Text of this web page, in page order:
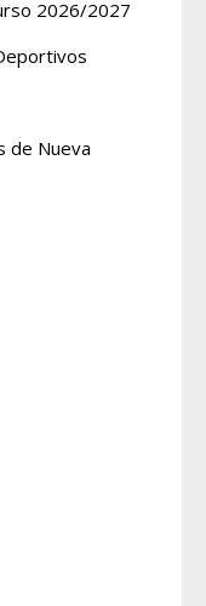
2026/2027
de Nueva